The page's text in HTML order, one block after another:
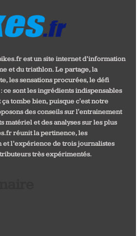
est un site internet d’information
et du triathlon. Le partage, la
les sensations procurées, le défi
ce sont les ingrédients indispensables
tombe bien, puisque c'est notre
des conseils sur l'entrainement
matériel et des analyses sur les plus
réunit la pertinence, les
et l’expérience de trois journalistes
très expérimentés.